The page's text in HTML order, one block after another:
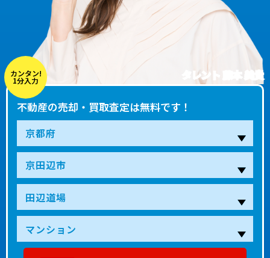
タレント 藤本 美貴
カンタン!
1分入力
不動産の売却・買取査定は無料です！